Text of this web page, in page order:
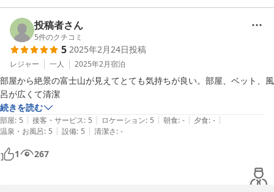
しく思います。
お近くのイタリアンレストランのパスタもご堪能いただけたようで
何よりです。ぜひ次回お越しの際にもいろいろなお料理を試してみ
てください。
この度は誠にありがとうございました。次回のご宿泊を心よりお待
ちしております！
2025-05-11
投稿者さん
5件のクチコミ
5 2025年2月24日投稿
レジャー 一人 2025年2月宿泊
部屋から絶景の富士山が見えてとても気持ちが良い。部屋、ベット、風
呂が広くて清潔
続きを読む
部屋: 5 | 接客・サービス: 5 | ロケーション: 5 | 朝食: - | 夕食: - |
温泉・お風呂: 5 | 設備: 5 | 清潔さ: -
1 267